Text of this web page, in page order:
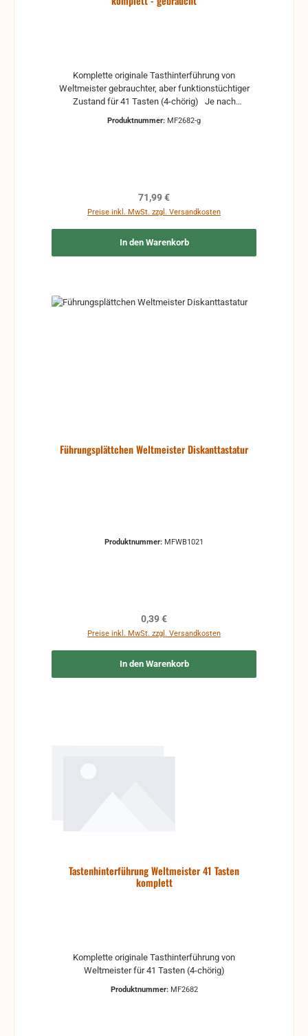
Komplette originale Tasthinterführung von
Weltmeister gebrauchter, aber funktionstüchtiger
Zustand für 41 Tasten (4-chörig) Je nach
Produktnummer: MF2682-g
Regulärer Preis:
71,99 €
Preise inkl. MwSt. zzgl. Versandkosten
In den Warenkorb
Führungsplättchen Weltmeister Diskanttastatur
Produktnummer: MFWB1021
Regulärer Preis:
0,39 €
Preise inkl. MwSt. zzgl. Versandkosten
In den Warenkorb
Tastenhinterführung Weltmeister 41 Tasten
komplett
Komplette originale Tasthinterführung von
Weltmeister für 41 Tasten (4-chörig)
Produktnummer: MF2682